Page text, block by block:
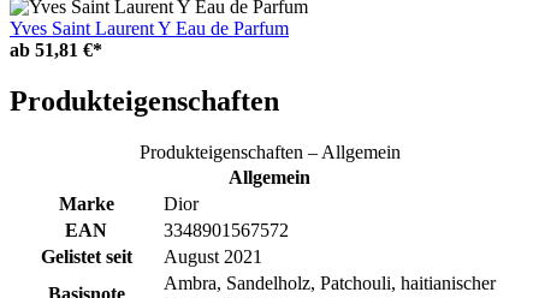
Yves Saint Laurent Y Eau de Parfum
ab 51,81 €*
Produkteigenschaften
Produkteigenschaften – Allgemein
Allgemein
Marke
Dior
EAN
3348901567572
Gelistet seit
August 2021
Basisnote
Ambra, Sandelholz, Patchouli, haitianischer